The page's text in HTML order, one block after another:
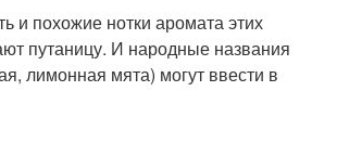
и похожие нотки аромата этих
путаницу. И народные названия
лимонная мята) могут ввести в